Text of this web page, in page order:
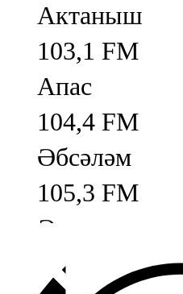
Актаныш
103,1 FM
Апас
104,4 FM
Әбсәләм
105,3 FM
Әлмәт
92,9 FM